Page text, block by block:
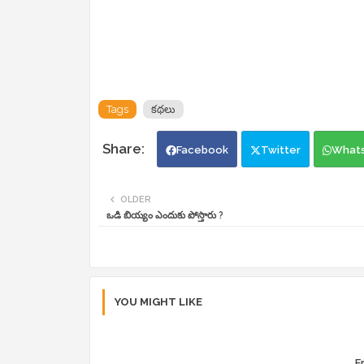
Tags కథలు
Facebook Twitter
OLDER
ఒడి బియ్యం ఎందుకు పోస్తారు ?
YOU MIGHT LIKE